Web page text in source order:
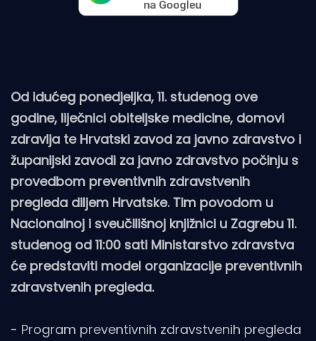
Od idućeg ponedjeljka, 11. studenog ove
godine, liječnici obiteljske medicine, domovi
zdravlja te Hrvatski zavod za javno zdravstvo i
županijski zavodi za javno zdravstvo počinju s
provedbom preventivnih zdravstvenih
pregleda diljem Hrvatske. Tim povodom u
Nacionalnoj i sveučilišnoj knjižnici u Zagrebu 11.
studenog od 11:00 sati Ministarstvo zdravstva
će predstaviti model organizacije preventivnih
zdravstvenih pregleda.
- Program preventivnih zdravstvenih pregleda